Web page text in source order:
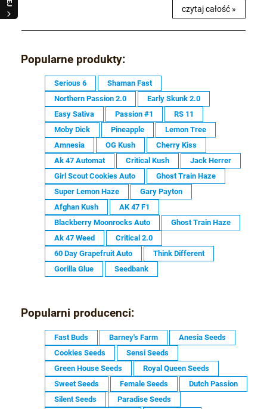
czytaj całość »
Popularne produkty:
Serious 6
Shaman Fast
Northern Passion 2.0
Early Skunk 2.0
Easy Sativa
Passion #1
RS 11
Moby Dick
Pineapple
Lemon Tree
Amnesia
OG Kush
Cherry Kiss
Ak 47 Automat
Critical Kush
Jack Herrer
Girl Scout Cookies Auto
Ghost Train Haze
Super Lemon Haze
Gary Payton
Afghan Kush
AK 47 F1
Blackberry Moonrocks Auto
Ghost Train Haze
Ak 47 Weed
Critical 2.0
60 Day Grapefruit Auto
Think Different
Gorilla Glue
Seedbank
Popularni producenci:
Fast Buds Barney's Farm
Anesia Seeds
Cookies Seeds
Sensi Seeds
Green House Seeds
Royal Queen Seeds
Sweet Seeds
Female Seeds
Dutch Passion
Silent Seeds
Paradise Seeds